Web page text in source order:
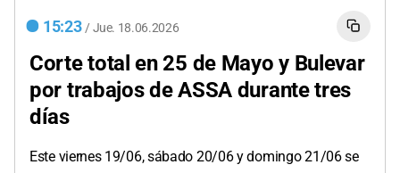
15:23 / Jue. 18.06.2026
Corte total en 25 de Mayo y Bulevar
por trabajos de ASSA durante tres
días
Este viernes 19/06, sábado 20/06 y domingo 21/06 se